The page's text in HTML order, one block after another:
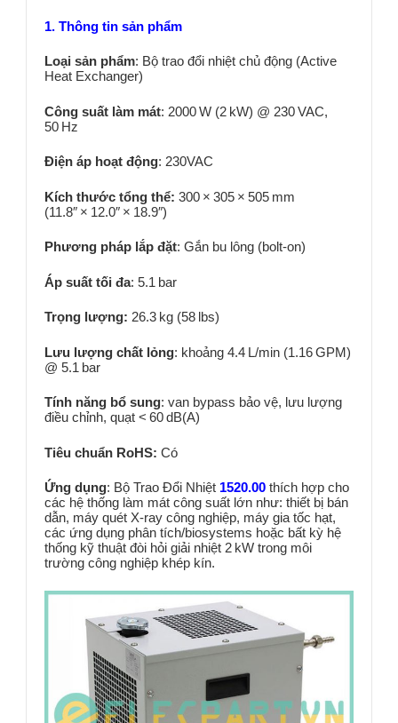
1. Thông tin sản phẩm
Loại sản phẩm: Bộ trao đổi nhiệt chủ động (Active
Heat Exchanger)
Công suất làm mát: 2000 W (2 kW) @ 230 VAC,
50 Hz
Điện áp hoạt động: 230VAC
Kích thước tổng thể: 300 × 305 × 505 mm
(11.8″ × 12.0″ × 18.9″)
Phương pháp lắp đặt: Gắn bu lông (bolt-on)
Áp suất tối đa: 5.1 bar
Trọng lượng: 26.3 kg (58 lbs)
Lưu lượng chất lỏng: khoảng 4.4 L/min (1.16 GPM)
@ 5.1 bar
Tính năng bổ sung: van bypass bảo vệ, lưu lượng
điều chỉnh, quạt < 60 dB(A)
Tiêu chuẩn RoHS: Có
Ứng dụng: Bộ Trao Đổi Nhiệt 1520.00 thích hợp cho
các hệ thống làm mát công suất lớn như: thiết bị bán
dẫn, máy quét X‑ray công nghiệp, máy gia tốc hạt,
các ứng dụng phân tích/biosystems hoặc bất kỳ hệ
thống kỹ thuật đòi hỏi giải nhiệt 2 kW trong môi
trường công nghiệp khép kín.